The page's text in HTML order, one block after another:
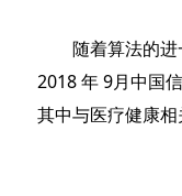
随着算法的进一
2018 年 9月中国
其中与医疗健康相